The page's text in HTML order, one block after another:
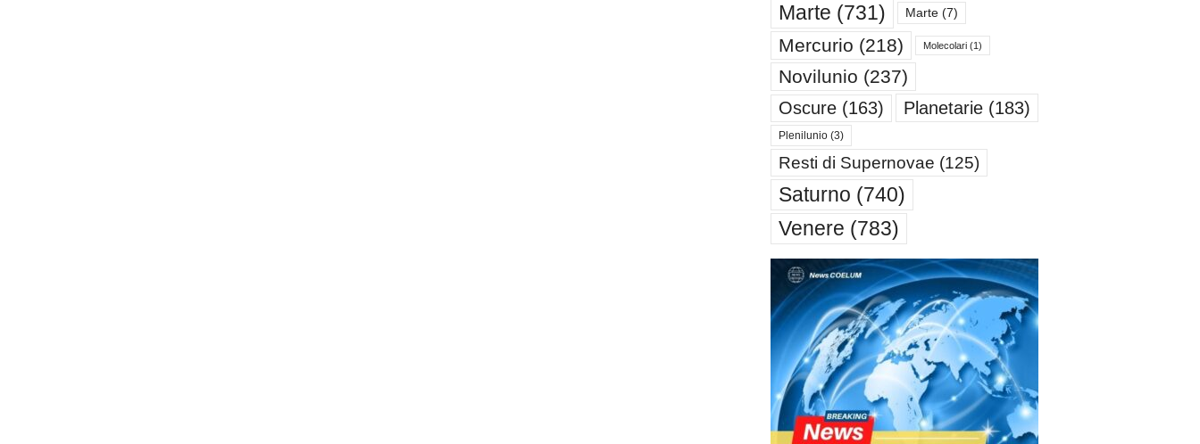
Marte (731) Marte(7)
Mercurio (218) Molecolari(1)
Novilunio (237)
Oscure(163) Planetarie(183)
Plenilunio(3)
Resti di Supernovae (125)
Saturno (740)
Venere (783)